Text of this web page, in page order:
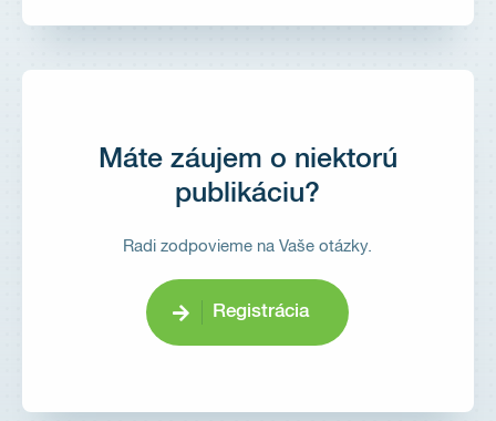
Máte záujem o niektorú
publikáciu?
Radi zodpovieme na Vaše otázky.
Registrácia